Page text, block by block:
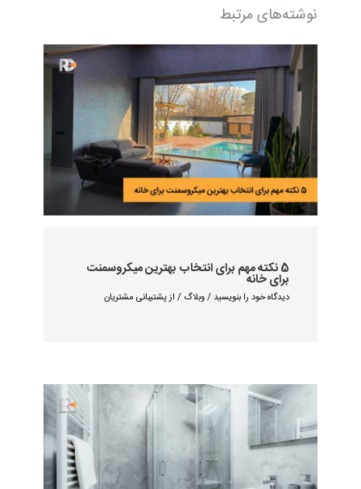
نوشته‌های مرتبط
5 نکته مهم برای انتخاب بهترین میکروسمنت
برای خانه
دیدگاه‌ خود را بنویسید /وبلاگ / ازپشتیبانی مشتریان